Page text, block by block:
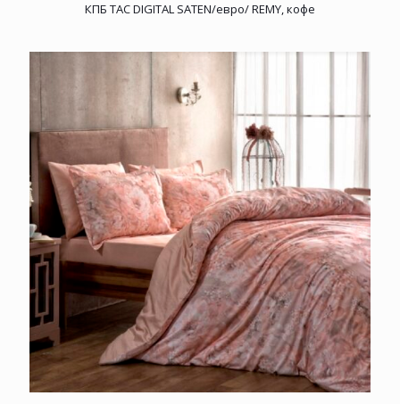
КПБ TAC DIGITAL SATEN/евро/ REMY, кофе